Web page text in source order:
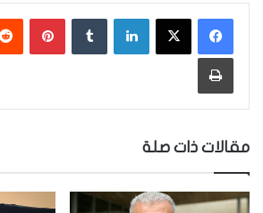
لينكدإن بينتيريست
طباعة
مقالات ذات صلة